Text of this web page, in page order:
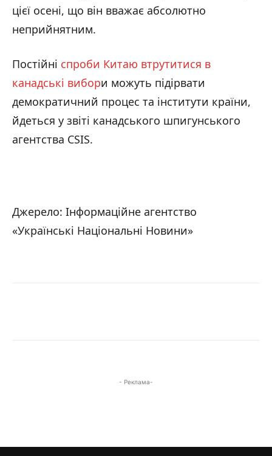
цієї осені, що він вважає абсолютно
неприйнятним.
Постійні спроби Китаю втрутитися в
канадські вибори можуть підірвати
демократичний процес та інститути країни,
йдеться у звіті канадського шпигунського
агентства CSIS.
Джерело: Інформаційне агентство
«Українські Національні Новини»
- Реклама-